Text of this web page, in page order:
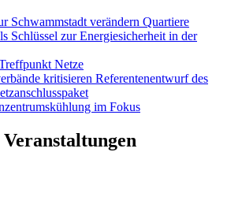
Schwammstadt verändern Quartiere
Schlüssel zur Energiesicherheit in der
Netze
kritisieren Referentenentwurf des
im Fokus